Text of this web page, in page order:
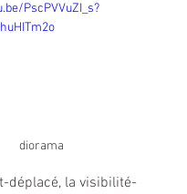
PscPVVuZI_s?
diorama
déplacé, la visibilité-